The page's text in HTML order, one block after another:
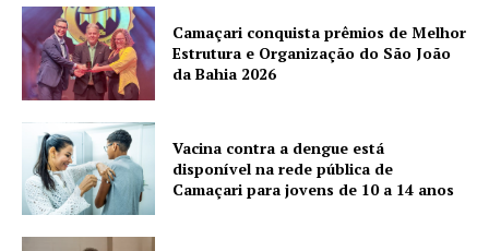
Camaçari conquista prêmios de Melhor
Estrutura e Organização do São João
da Bahia 2026
Vacina contra a dengue está
disponível na rede pública de
Camaçari para jovens de 10 a 14 anos